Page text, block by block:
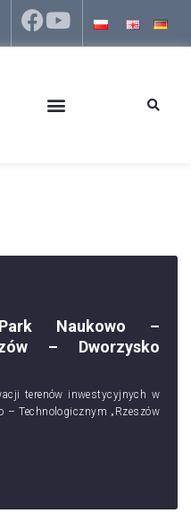
włosko-słoweńskiego
Rzeszów –
Naukowo –
– Dworzysko
terenów inwestycyjnych w
– Technologicznym „Rzeszów